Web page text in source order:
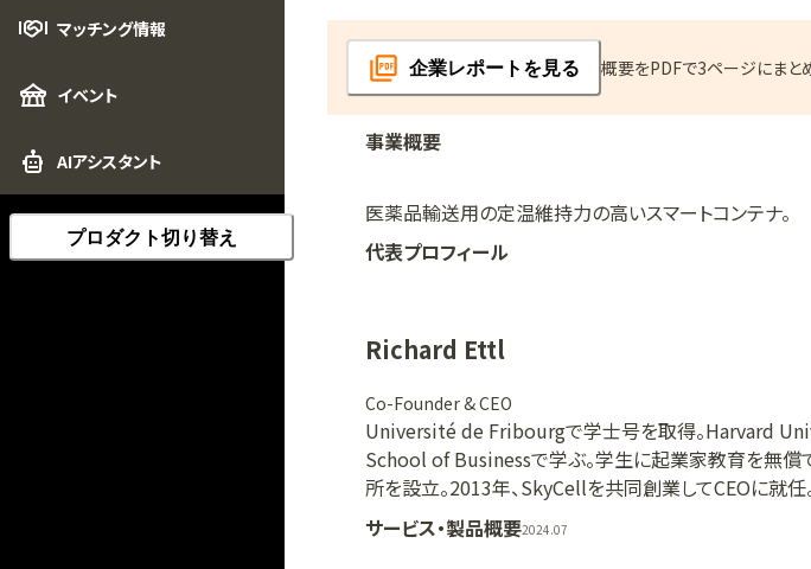
マッチング情報
イベント
AIアシスタント
プロダクト切り替え
企業レポート を見る 概要をPDFで3ページにまと
事業概要
医薬品輸送用の定温維持力の高いスマートコンテナ。
サービス・製品概要2024.07
代表プロフィール
Richard Ettl
Co-Founder & CEO
Université de Fribourgで学士号を取得。Harvard
School of Businessで学ぶ。学生に起業家教育を無
所を設立。2013年、SkyCellを共同創業してCEOに就任